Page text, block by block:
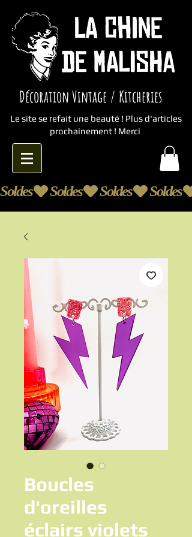
Décoration Vintage / Kitcheries
Le site se refait une beauté ! Plus d'articles
prochainement ! Merci
Soldes
Boucles
d'oreilles
éclairs violets